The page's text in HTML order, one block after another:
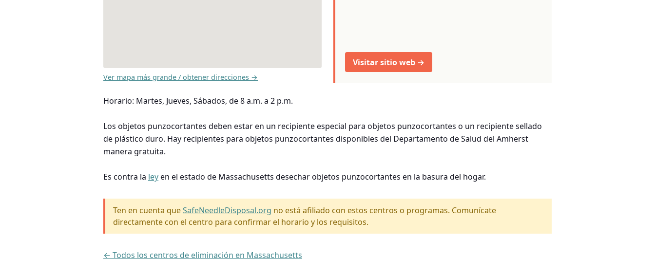
Ver mapa más grande / obtener direcciones →
Visitar sitio web →
Horario: Martes, Jueves, Sábados, de 8 a.m. a 2 p.m.
Los objetos punzocortantes deben estar en un recipiente especial para objetos punzocortantes o un recipiente sellado
de plástico duro. Hay recipientes para objetos punzocortantes disponibles del Departamento de Salud del Amherst
manera gratuita.
Es contra la leyen el estado de Massachusetts desechar objetos punzocortantes en la basura del hogar.
Ten en cuenta queSafeNeedleDisposal.org no está afiliado con estos centros o programas. Comunícate
directamente con el centro para confirmar el horario y los requisitos.
← Todos los centros de eliminación en Massachusetts